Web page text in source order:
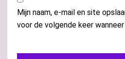
Mijn naam, e-mail en site
voor de volgende keer